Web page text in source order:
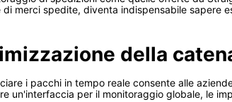
di merci spedite, diventa indispensabile sapere
della
i pacchi in tempo reale consente alle
un'interfaccia per il monitoraggio globale, le